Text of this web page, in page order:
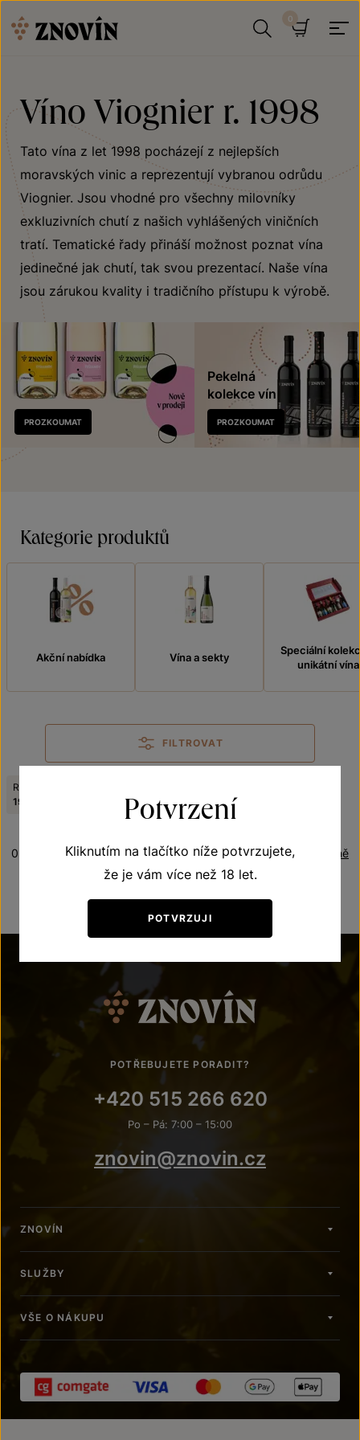
Víno Viognier r. 1998
Tato vína z let 1998 pocházejí z nejlepších
moravských vinic a reprezentují vybranou odrůdu
Viognier. Jsou vhodné pro všechny milovníky
exkluzivních chutí z našich vyhlášených viničních
tratí. Tematické řady přináší možnost poznat vína
jedinečné jak chutí, tak svou prezentací. Naše vína
jsou zárukou kvality i tradičního přístupu k výrobě.
Nově
v prodeji
PROZKOUMAT
Pekelná
kolekce vín
PROZKOUMAT
Kategorie produktů
Akční nabídka Vína a sekty
Speciální
unikátní vína
FILTROVAT
Ročník:
1998
Abecedně
Řazení:
0 produktů
POTŘEBUJETE PORADIT?
+420 515 266 620
Po – Pá: 7:00 – 15:00
znovin@znovin.cz
ZNOVÍN
SLUŽBY
VŠE O NÁKUPU
Potvrzení
Kliknutím na tlačítko níže potvrzujete,
že je vám více než 18 let.
POTVRZUJI